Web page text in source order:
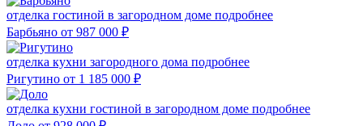
отделка гостиной в загородном доме подробнее
Барбьяно от 987 000 ₽
отделка кухни загородного дома подробнее
Ригутино от 1 185 000 ₽
отделка кухни гостиной в загородном доме подробнее